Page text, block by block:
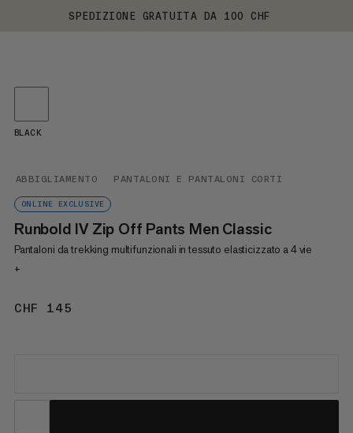
SPEDIZIONE GRATUITA DA 100 CHF
ABBIGLIAMENTO PANTALONI E PANTALONI CORTI
ONLINE EXCLUSIVE
Runbold IV Zip Off Pants Men Classic
Pantaloni da trekking multifunzionali in tessuto elasticizzato a 4 vie
+
CHF 145
BLACK